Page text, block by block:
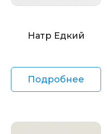
Натр Едкий
Подробнее